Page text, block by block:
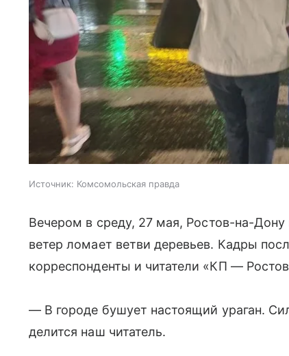
Источник: Комсомольская правда
Вечером в среду, 27 мая, Ростов-на-
ветер ломает ветви деревьев. Кадры
корреспонденты и читатели «КП —
— В городе бушует настоящий ураган.
делится наш читатель.